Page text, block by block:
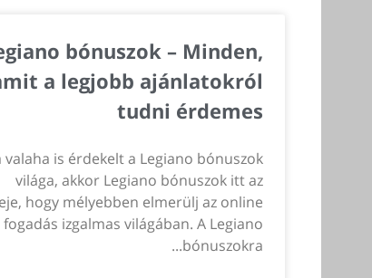
bónuszok – Minden,
a legjobb ajánlatokról
tudni érdemes
valaha is érdekelt a Legiano bónuszok
világa, akkor Legiano bónuszok itt az
hogy mélyebben elmerülj az online
fogadás izgalmas világában. A Legiano
bónuszokra...